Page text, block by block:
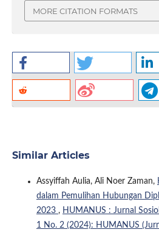
MORE CITATION FORMATS
Similar Articles
Assyiffah Aulia, Ali Noer Zaman,
dalam Pemulihan Hubungan
2023 , HUMANUS : Jurnal
1 No. 2 (2024): HUMANUS